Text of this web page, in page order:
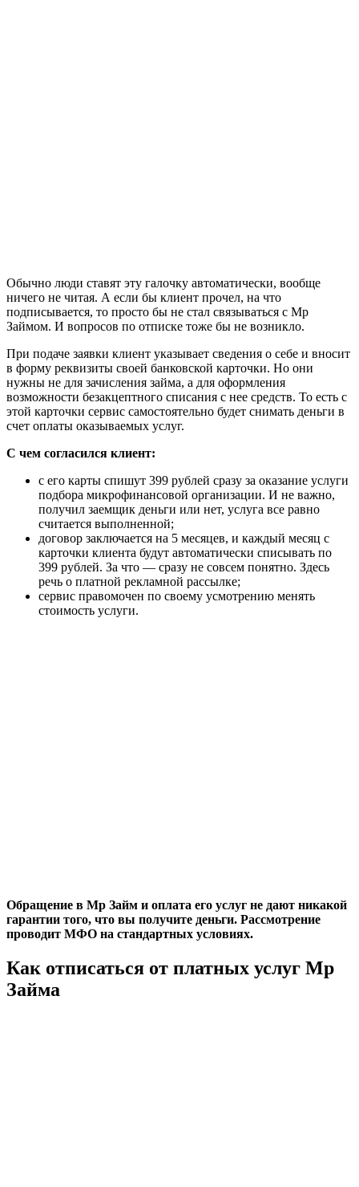
Обычно люди ставят эту галочку автоматически, вообще
ничего не читая. А если бы клиент прочел, на что
подписывается, то просто бы не стал связываться с Мр
Займом. И вопросов по отписке тоже бы не возникло.
При подаче заявки клиент указывает сведения о себе и вносит
в форму реквизиты своей банковской карточки. Но они
нужны не для зачисления займа, а для оформления
возможности безакцептного списания с нее средств. То есть с
этой карточки сервис самостоятельно будет снимать деньги в
счет оплаты оказываемых услуг.
С чем согласился клиент:
с его карты спишут 399 рублей сразу за оказание услуги
подбора микрофинансовой организации. И не важно,
получил заемщик деньги или нет, услуга все равно
считается выполненной;
договор заключается на 5 месяцев, и каждый месяц с
карточки клиента будут автоматически списывать по
399 рублей. За что — сразу не совсем понятно. Здесь
речь о платной рекламной рассылке;
сервис правомочен по своему усмотрению менять
стоимость услуги.
Обращение в Мр Займ и оплата его услуг не дают никакой
гарантии того, что вы получите деньги. Рассмотрение
проводит МФО на стандартных условиях.
Как отписаться от платных услуг Мр
Займа